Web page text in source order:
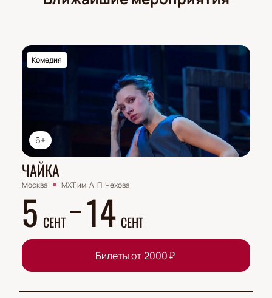
6+
Комедия
ЧАЙКА
Москва МХТ им. А. П. Чехова
5 СЕНТ 14 СЕНТ
Билеты от 2000₽